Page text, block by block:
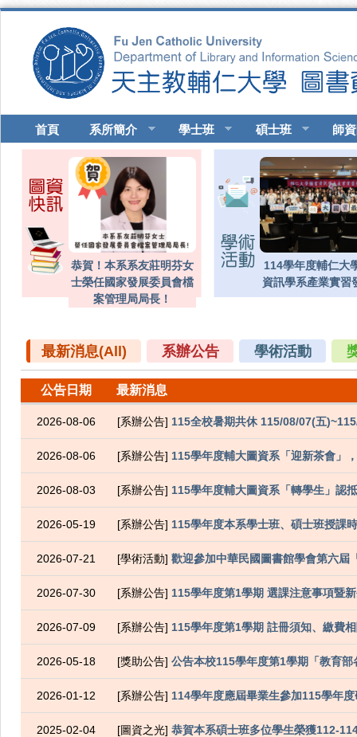
首頁 系所簡介 學士班 碩士班 師
恭賀！本系系友莊明芬女
士榮任國家發展委員會檔
案管理局局長！
114學年度輔仁大
資訊學系產業實習
最新消息(All) (作用中頁籤)
系辦公告 學術活動
公告日期 最新消息
2026-08-06 [系辦公告] 115全校暑期共休 115/08/07(五
2026-08-06 [系辦公告] 115學年度輔大圖資系「迎新茶會」
2026-08-03 [系辦公告] 115學年度輔大圖資系「轉學生」認
2026-05-19 [系辦公告] 115學年度本系學士班、碩士班授課
2026-07-21 [學術活動] 歡迎參加中華民國圖書館學會第六屆
2026-07-30 [系辦公告] 115學年度第1學期 選課注意事項暨
2026-07-09 [系辦公告] 115學年度第1學期 註冊須知、繳費
2026-05-18 [獎助公告] 公告本校115學年度第1學期「教育
2026-01-12 [系辦公告] 114學年度應屆畢業生參加115學年
2025-02-04 [圖資之光] 恭賀本系碩士班多位學生榮獲112-